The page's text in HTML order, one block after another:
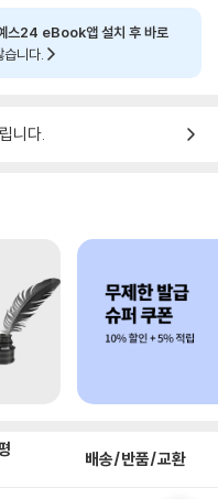
스24 eBook앱 설치 후 바로
니다.
니다.
배송/반품/교환